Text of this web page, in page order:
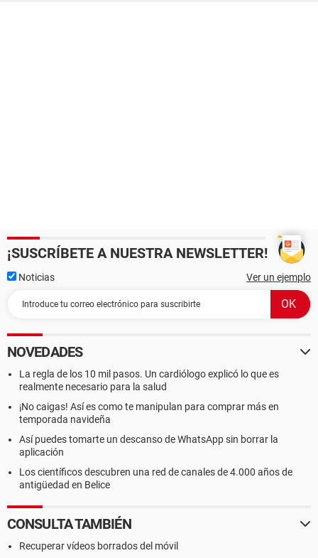
¡SUSCRÍBETE A NUESTRA NEWSLETTER!
Noticias Ver un ejemplo
NOVEDADES
La regla de los 10 mil pasos. Un cardiólogo explicó lo que es
realmente necesario para la salud
¡No caigas! Así es como te manipulan para comprar más en
temporada navideña
Así puedes tomarte un descanso de WhatsApp sin borrar la
aplicación
Los científicos descubren una red de canales de 4.000 años de
antigüedad en Belice
CONSULTA TAMBIÉN
Recuperar vídeos borrados del móvil